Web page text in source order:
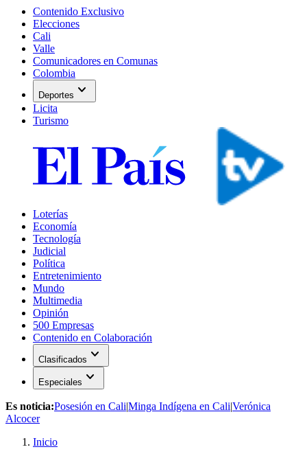
Contenido Exclusivo
Elecciones
Cali
Valle
Comunicadores en Comunas
Colombia
Deportes expand_more
Licita
Turismo
Loterías
Economía
Tecnología
Judicial
Política
Entretenimiento
Mundo
Multimedia
Opinión
500 Empresas
Contenido en Colaboración
Clasificados expand_more
Especiales expand_more
Es noticia:Posesión en Cali|Minga Indígena en Cali|Verónica
Alcocer
Inicio